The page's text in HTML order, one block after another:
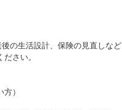
の生活設計、保険の見直しなど
さい。
）